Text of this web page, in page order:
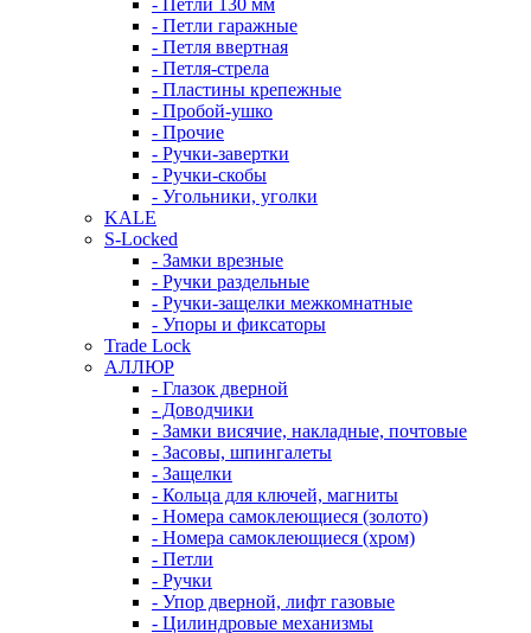
- Петли 130 мм
- Петли гаражные
- Петля ввертная
- Петля-стрела
- Пластины крепежные
- Пробой-ушко
- Прочие
- Ручки-завертки
- Ручки-скобы
- Угольники, уголки
KALE
S-Locked
- Замки врезные
- Ручки раздельные
- Ручки-защелки межкомнатные
- Упоры и фиксаторы
Trade Lock
АЛЛЮР
- Глазок дверной
- Доводчики
- Замки висячие, накладные, почтовые
- Засовы, шпингалеты
- Защелки
- Кольца для ключей, магниты
- Номера самоклеющиеся (золото)
- Номера самоклеющиеся (хром)
- Петли
- Ручки
- Упор дверной, лифт газовые
- Цилиндровые механизмы